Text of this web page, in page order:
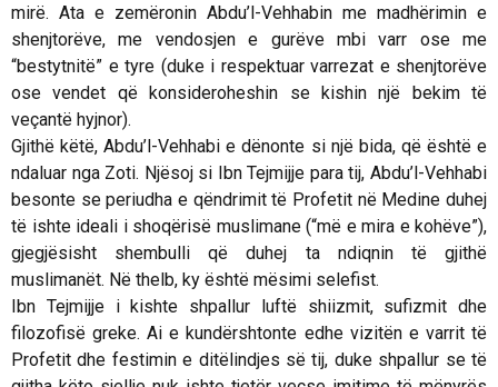
mirë. Ata e zemëronin Abdu’l-Vehhabin me madhërimin e
shenjtorëve, me vendosjen e gurëve mbi varr ose me
“bestytnitë” e tyre (duke i respektuar varrezat e shenjtorëve
ose vendet që konsideroheshin se kishin një bekim të
veçantë hyjnor).
Gjithë këtë, Abdu’l-Vehhabi e dënonte si një bida, që është e
ndaluar nga Zoti. Njësoj si Ibn Tejmijje para tij, Abdu’l-Vehhabi
besonte se periudha e qëndrimit të Profetit në Medine duhej
të ishte ideali i shoqërisë muslimane (“më e mira e kohëve”),
gjegjësisht shembulli që duhej ta ndiqnin të gjithë
muslimanët. Në thelb, ky është mësimi selefist.
Ibn Tejmijje i kishte shpallur luftë shiizmit, sufizmit dhe
filozofisë greke. Ai e kundërshtonte edhe vizitën e varrit të
Profetit dhe festimin e ditëlindjes së tij, duke shpallur se të